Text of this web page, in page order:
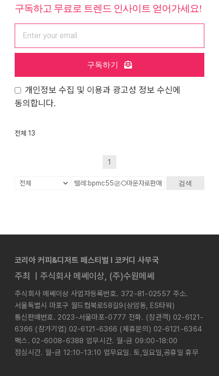
구독하고 무료로 트렌드 인사이트 얻어가세요!
구독하기
개인정보 수집 및 이용과 광고성 정보 수신에
동의합니다.
전체 13
1
검색
코리아 커피&디저트 페스티벌 l 코커디 사무국
주최 ㅣ주식회사 메쎄이상, (주)수원메쎄
주식회사 메쎄이상 사업자등록번호. 372-81-02557 주소.
서울특별시 마포구 월드컵북로58길9(상암동, ES타워)
통신판매번호. 2023-서울마포-0777 전화. (참관객) 02-6121-
6366 (참가기업) 02-6121-6366 (제휴문의) 02-6121-6364
팩스. 02-6008-6388 업무시간. 월-금 09:00-18:00
점심시간. 월-금 12:10-13:10 업무요일. 토,일요일,공휴일 휴무